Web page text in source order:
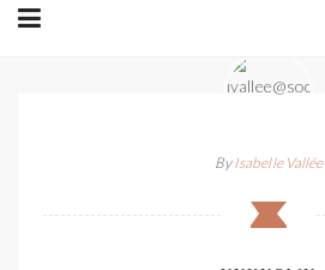
ByIsabelle Vallée